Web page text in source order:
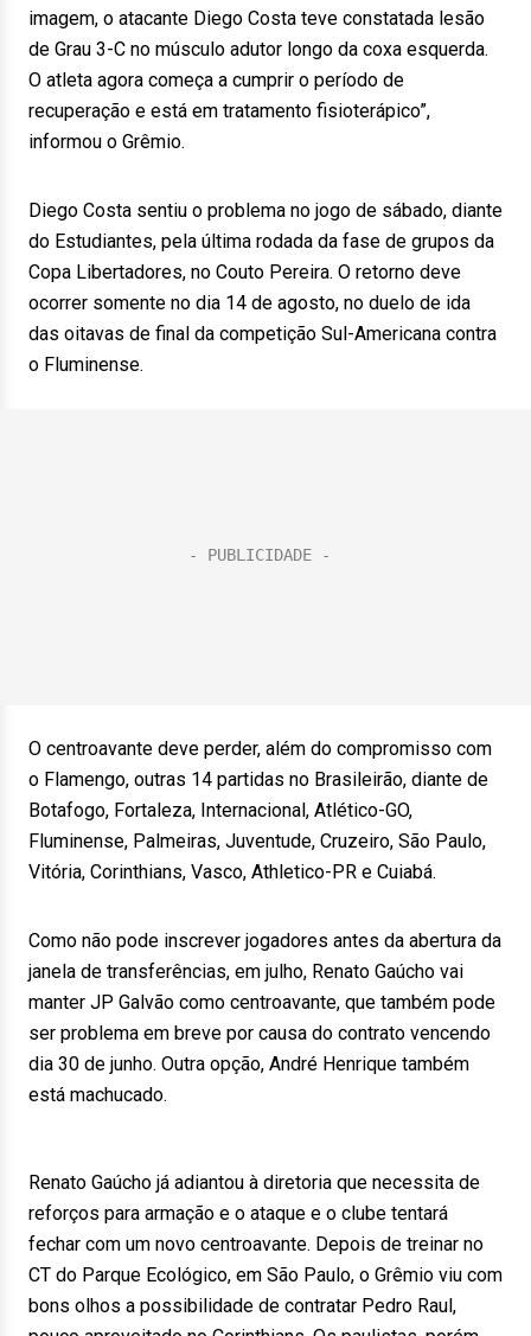
imagem, o atacante Diego Costa teve constatada lesão
de Grau 3-C no músculo adutor longo da coxa esquerda.
O atleta agora começa a cumprir o período de
recuperação e está em tratamento fisioterápico”,
informou o Grêmio.
Diego Costa sentiu o problema no jogo de sábado, diante
do Estudiantes, pela última rodada da fase de grupos da
Copa Libertadores, no Couto Pereira. O retorno deve
ocorrer somente no dia 14 de agosto, no duelo de ida
das oitavas de final da competição Sul-Americana contra
o Fluminense.
O centroavante deve perder, além do compromisso com
o Flamengo, outras 14 partidas no Brasileirão, diante de
Botafogo, Fortaleza, Internacional, Atlético-GO,
Fluminense, Palmeiras, Juventude, Cruzeiro, São Paulo,
Vitória, Corinthians, Vasco, Athletico-PR e Cuiabá.
Como não pode inscrever jogadores antes da abertura da
janela de transferências, em julho, Renato Gaúcho vai
manter JP Galvão como centroavante, que também pode
ser problema em breve por causa do contrato vencendo
dia 30 de junho. Outra opção, André Henrique também
está machucado.
Renato Gaúcho já adiantou à diretoria que necessita de
reforços para armação e o ataque e o clube tentará
fechar com um novo centroavante. Depois de treinar no
CT do Parque Ecológico, em São Paulo, o Grêmio viu com
bons olhos a possibilidade de contratar Pedro Raul,